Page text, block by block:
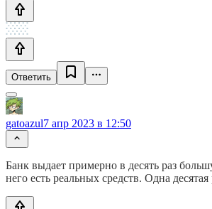
Ответить
gatoazul7 апр 2023 в 12:50
Банк выдает примерно в десять раз
него есть реальных средств. Одна десятая